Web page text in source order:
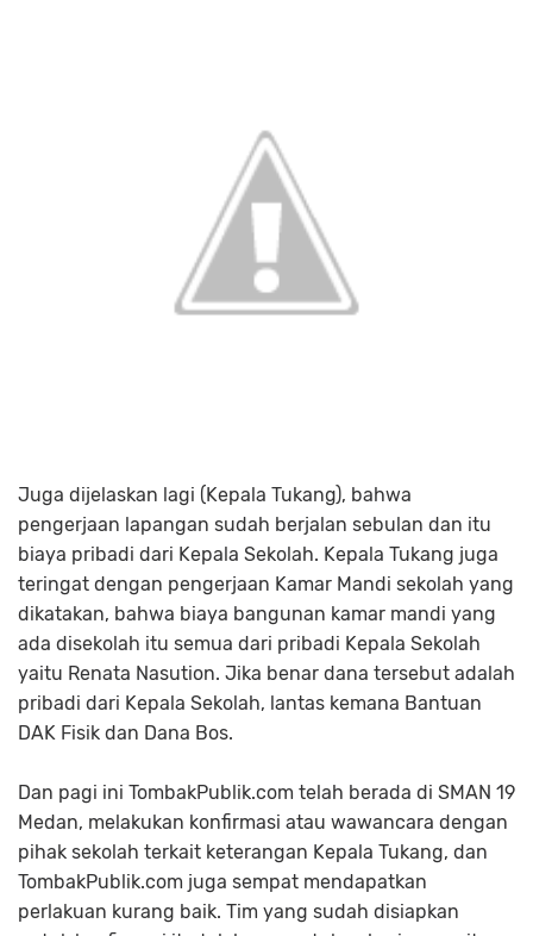
Juga dijelaskan lagi (Kepala Tukang), bahwa
pengerjaan lapangan sudah berjalan sebulan dan itu
biaya pribadi dari Kepala Sekolah. Kepala Tukang juga
teringat dengan pengerjaan Kamar Mandi sekolah yang
dikatakan, bahwa biaya bangunan kamar mandi yang
ada disekolah itu semua dari pribadi Kepala Sekolah
yaitu Renata Nasution. Jika benar dana tersebut adalah
pribadi dari Kepala Sekolah, lantas kemana Bantuan
DAK Fisik dan Dana Bos.
Dan pagi ini TombakPublik.com telah berada di SMAN 19
Medan, melakukan konfirmasi atau wawancara dengan
pihak sekolah terkait keterangan Kepala Tukang, dan
TombakPublik.com juga sempat mendapatkan
perlakuan kurang baik. Tim yang sudah disiapkan